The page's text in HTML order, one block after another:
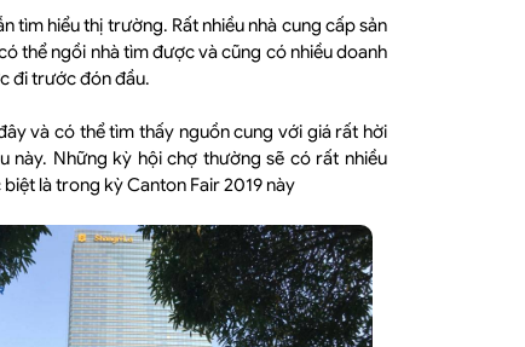
tìm hiểu thị trường. Rất nhiều nhà cung cấp sản
thể ngồi nhà tìm được và cũng có nhiều doanh
đi trước đón đầu.
và có thể tìm thấy nguồn cung với giá rất hời
này. Những kỳ hội chợ thường sẽ có rất nhiều
là trong kỳ Canton Fair 2019 này